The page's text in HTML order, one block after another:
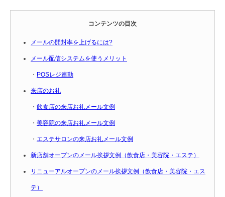
コンテンツの目次
メールの開封率を上げるには?
メール配信システムを使うメリット
・ POSレジ連動
来店のお礼
・ 飲食店の来店お礼メール文例
・ 美容院の来店お礼メール文例
・ エステサロンの来店お礼メール文例
新店舗オープンのメール挨拶文例（飲食店・美容院・エステ）
リニューアルオープンのメール挨拶文例（飲食店・美容院・エス
テ）